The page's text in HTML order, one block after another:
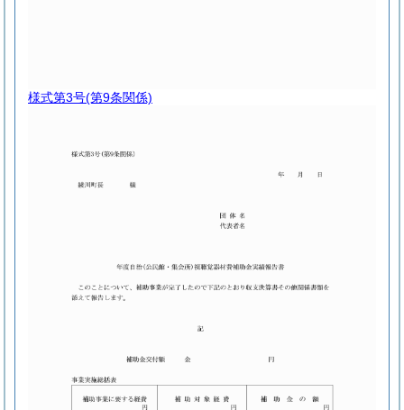
様式第3号(第9条関係)